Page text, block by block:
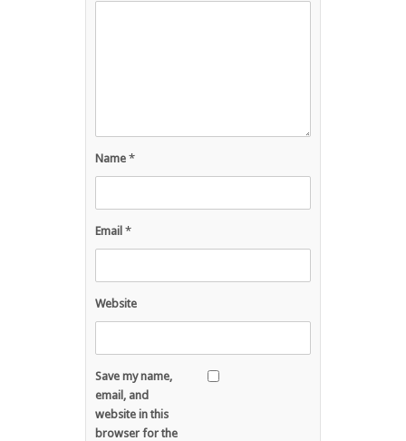
Name *
Email *
Website
Save my name,
email, and
website in this
browser for the